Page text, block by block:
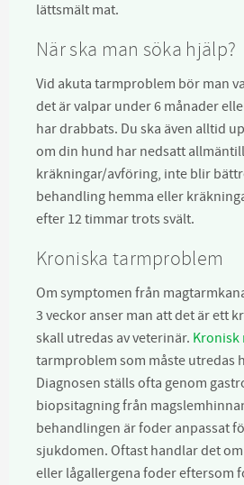
lättsmält mat.
När ska man söka hjälp?
Vid akuta tarmproblem bör man
det är valpar under 6 månader
har drabbats. Du ska även alltid
om din hund har nedsatt
kräkningar/avföring, inte blir
behandling hemma eller
efter 12 timmar trots svält.
Kroniska tarmproblem
Om symptomen från
3 veckor anser man att det är ett
skall utredas av veterinär. Kronisk
tarmproblem som måste utredas
Diagnosen ställs ofta genom
biopsitagning från
behandlingen är foder anpassat
sjukdomen. Oftast handlar det
eller lågallergena foder eftersom